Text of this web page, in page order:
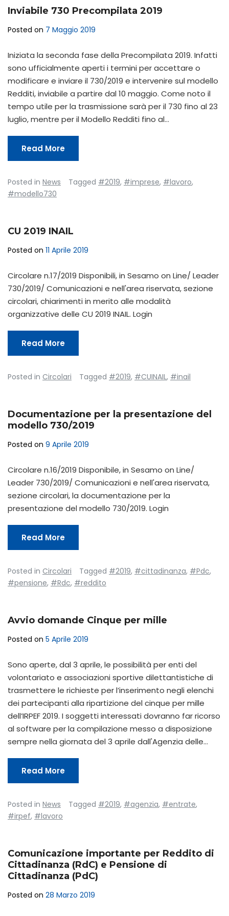
Inviabile 730 Precompilata 2019
Posted on 7 Maggio 2019
Iniziata la seconda fase della Precompilata 2019. Infatti
sono ufficialmente aperti i termini per accettare o
modificare e inviare il 730/2019 e intervenire sul modello
Redditi, inviabile a partire dal 10 maggio. Come noto il
tempo utile per la trasmissione sarà per il 730 fino al 23
luglio, mentre per il Modello Redditi fino al…
Read More
Posted in News Tagged #2019, #imprese, #lavoro,
#modello730
CU 2019 INAIL
Posted on 11 Aprile 2019
Circolare n.17/2019 Disponibili, in Sesamo on Line/ Leader
730/2019/ Comunicazioni e nell'area riservata, sezione
circolari, chiarimenti in merito alle modalità
organizzative delle CU 2019 INAIL. Login
Read More
Posted in Circolari Tagged #2019, #CUINAIL, #inail
Documentazione per la presentazione del
modello 730/2019
Posted on 9 Aprile 2019
Circolare n.16/2019 Disponibile, in Sesamo on Line/
Leader 730/2019/ Comunicazioni e nell'area riservata,
sezione circolari, la documentazione per la
presentazione del modello 730/2019. Login
Read More
Posted in Circolari Tagged #2019, #cittadinanza, #Pdc,
#pensione, #Rdc, #reddito
Avvio domande Cinque per mille
Posted on 5 Aprile 2019
Sono aperte, dal 3 aprile, le possibilità per enti del
volontariato e associazioni sportive dilettantistiche di
trasmettere le richieste per l’inserimento negli elenchi
dei partecipanti alla ripartizione del cinque per mille
dell’IRPEF 2019. I soggetti interessati dovranno far ricorso
al software per la compilazione messo a disposizione
sempre nella giornata del 3 aprile dall'Agenzia delle…
Read More
Posted in News Tagged #2019, #agenzia, #entrate,
#irpef, #lavoro
Comunicazione importante per Reddito di
Cittadinanza (RdC) e Pensione di
Cittadinanza (PdC)
Posted on 28 Marzo 2019